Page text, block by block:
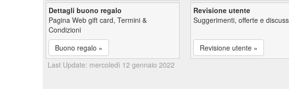
Dettagli buono regalo
Pagina Web gift card, Termini &
Condizioni
Buono regalo »
Revisione utente
Suggerimenti, offerte e
Revisione utente »
Last Update: mercoledì 12 gennaio 2022